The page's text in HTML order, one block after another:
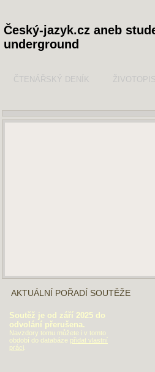
Český-jazyk.cz aneb
underground
ČTENÁŘSKÝ DENÍK
AKTUÁLNÍ POŘADÍ SOUTĚŽE
Soutěž je od září 2025 do
odvolání přerušena.
Navzdory tomu můžete i v tomto
období do databáze přidat vlastní
práci